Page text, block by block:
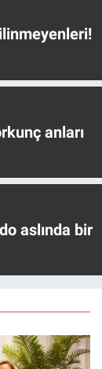
anları
aslında bir